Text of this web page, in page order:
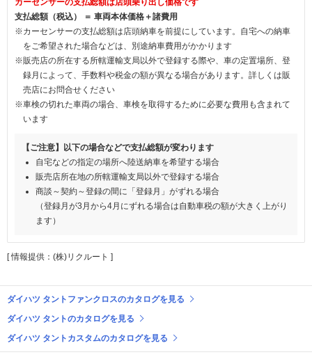
支払総額（税込） ＝ 車両本体価格＋諸費用
※カーセンサーの支払総額は店頭納車を前提にしています。自宅への納車
をご希望された場合などは、別途納車費用がかかります
※販売店の所在する所轄運輸支局以外で登録する際や、車の定置場所、登
録月によって、手数料や税金の額が異なる場合があります。詳しくは販
売店にお問合せください
※車検の切れた車両の場合、車検を取得するために必要な費用も含まれて
います
【ご注意】以下の場合などで支払総額が変わります
自宅などの指定の場所へ陸送納車を希望する場合
販売店所在地の所轄運輸支局以外で登録する場合
商談～契約～登録の間に「登録月」がずれる場合
（登録月が3月から4月にずれる場合は自動車税の額が大きく上がり
ます）
[ 情報提供：(株)リクルート ]
ダイハツ タントファンクロスのカタログを見る
ダイハツ タントのカタログを見る
ダイハツ タントカスタムのカタログを見る